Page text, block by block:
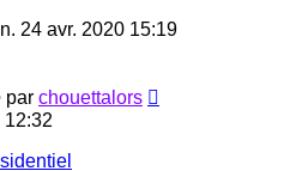
24 avr. 2020 15:19
par chouettalors